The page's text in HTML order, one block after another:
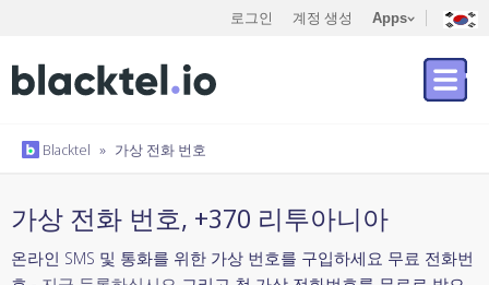
로그인 계정 생성 Apps
Blacktel » 가상 전화 번호
가상 전화 번호, +370 리투아니아
온라인 SMS 및 통화를 위한 가상 번호를 구입하세요 무료 전화번